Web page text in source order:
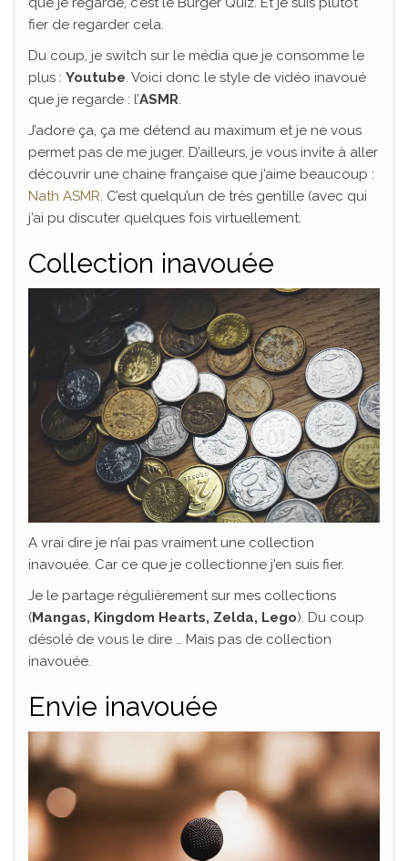
fier de regarder cela.
Du coup, je switch sur le média que je consomme le
plus : Youtube. Voici donc le style de vidéo inavoué
que je regarde : l’ASMR.
J’adore ça, ça me détend au maximum et je ne vous
permet pas de me juger. D’ailleurs, je vous invite à aller
découvrir une chaine française que j’aime beaucoup :
Nath ASMR. C’est quelqu’un de très gentille (avec qui
j’ai pu discuter quelques fois virtuellement.
Collection inavouée
A vrai dire je n’ai pas vraiment une collection
inavouée. Car ce que je collectionne j’en suis fier.
Je le partage régulièrement sur mes collections
(Mangas, Kingdom Hearts, Zelda, Lego). Du coup
désolé de vous le dire … Mais pas de collection
inavouée.
Envie inavouée